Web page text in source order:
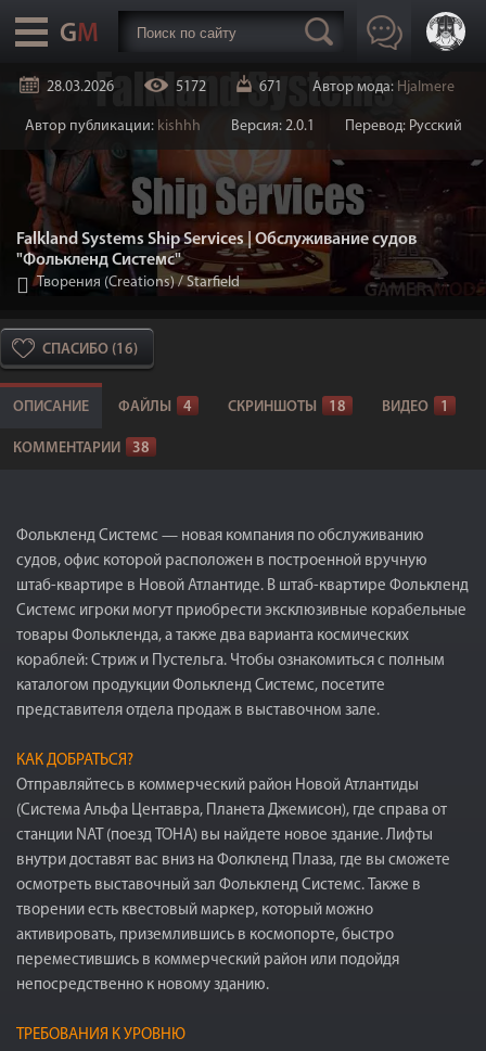
28.03.2026 5172 671 Автор мода: HjaImere
Автор публикации: kishhh Версия: 2.0.1 Перевод: Русский
Falkland Systems Ship Services | Обслуживание судов
"Фолькленд Системс"
Творения (Creations)/Starfield
СПАСИБО (16)
ОПИСАНИЕ ФАЙЛЫ 4 СКРИНШОТЫ 18 ВИДЕО 1
КОММЕНТАРИИ 38
Фолькленд Системс — новая компания по обслуживанию
судов, офис которой расположен в построенной вручную
штаб-квартире в Новой Атлантиде. В штаб-квартире Фолькленд
Системс игроки могут приобрести эксклюзивные корабельные
товары Фолькленда, а также два варианта космических
кораблей: Стриж и Пустельга. Чтобы ознакомиться с полным
каталогом продукции Фолькленд Системс, посетите
представителя отдела продаж в выставочном зале.
КАК ДОБРАТЬСЯ?
Отправляйтесь в коммерческий район Новой Атлантиды
(Система Альфа Центавра, Планета Джемисон), где справа от
станции NAT (поезд ТОНА) вы найдете новое здание. Лифты
внутри доставят вас вниз на Фолкленд Плаза, где вы сможете
осмотреть выставочный зал Фолькленд Системс. Также в
творении есть квестовый маркер, который можно
активировать, приземлившись в космопорте, быстро
переместившись в коммерческий район или подойдя
непосредственно к новому зданию.
ТРЕБОВАНИЯ К УРОВНЮ